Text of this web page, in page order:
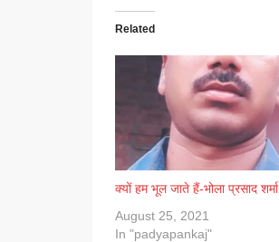
Related
क्यों हम भूल जाते हैं-भोला प्रसाद शर्मा
August 25, 2021
In "padyapankaj"